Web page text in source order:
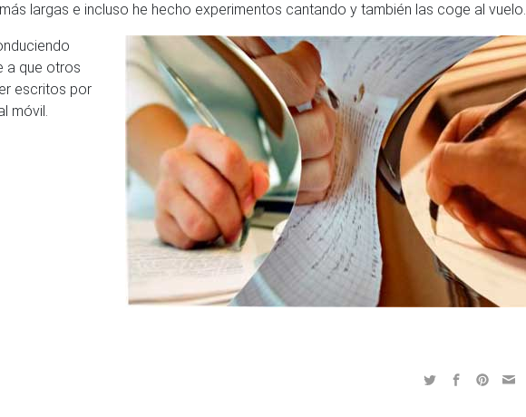
largas e incluso he hecho experimentos cantando y también las coge al vuelo.
a que otros
escritos por
móvil.